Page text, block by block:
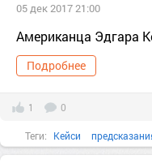
05 дек 2017 21:00
Американца Эдгара
Подробнее
1 0
Теги: Кейси